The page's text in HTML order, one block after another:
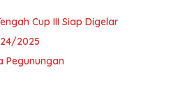
Cup III Siap Digelar
2025
Pegunungan